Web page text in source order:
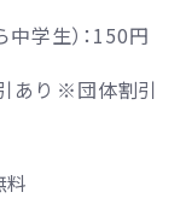
学生）：150円
あり ※団体割引
料